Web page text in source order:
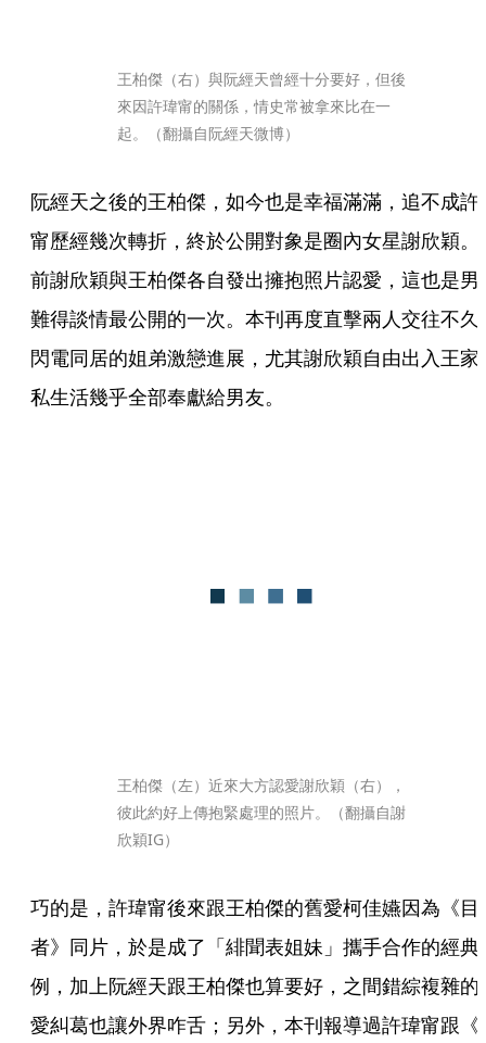
王柏傑（右）與阮經天曾經十分要好，但後
來因許瑋甯的關係，情史常被拿來比在一
起。（翻攝自阮經天微博）
阮經天之後的王柏傑，如今也是幸福滿滿，追不成許
甯歷經幾次轉折，終於公開對象是圈內女星謝欣穎。
前謝欣穎與王柏傑各自發出擁抱照片認愛，這也是男
難得談情最公開的一次。本刊再度直擊兩人交往不久
閃電同居的姐弟激戀進展，尤其謝欣穎自由出入王家
私生活幾乎全部奉獻給男友。
王柏傑（左）近來大方認愛謝欣穎（右），
彼此約好上傳抱緊處理的照片。（翻攝自謝
欣穎IG）
巧的是，許瑋甯後來跟王柏傑的舊愛柯佳嬿因為《目
者》同片，於是成了「緋聞表姐妹」攜手合作的經典
例，加上阮經天跟王柏傑也算要好，之間錯綜複雜的
愛糾葛也讓外界咋舌；另外，本刊報導過許瑋甯跟《